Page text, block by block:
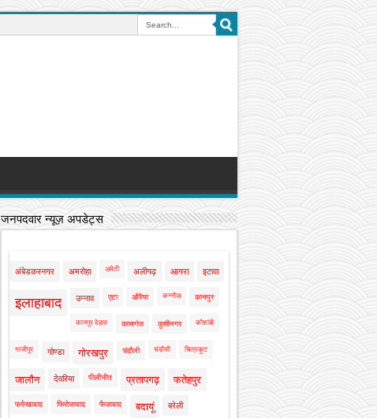
जनपदवार न्यूज़ अपडेट्स
अंबेडकरनगर अमरोहा अमेठी अलीगढ़ आगरा इटावा
इलाहाबाद उन्नाव एटा औरैया कन्नौज कानपुर
कानपुर देहात कासगंज कुशीनगर कौशांबी
गाजीपुर गोण्डा गोरखपुर चंदौली चंदौसी चित्रकूट
जालौन देवरिया पीलीभीत प्रतापगढ़ फतेहपुर
फर्रुखाबाद फिरोजाबाद फैजाबाद बदायूं बरेली